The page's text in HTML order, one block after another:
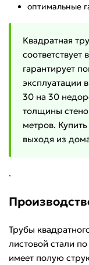
оптимальные
Квадратная
соответствует
гарантирует
эксплуатации
30 на 30
толщины
метров.
выходя из
.
Трубы
листовой стали
имеет полую